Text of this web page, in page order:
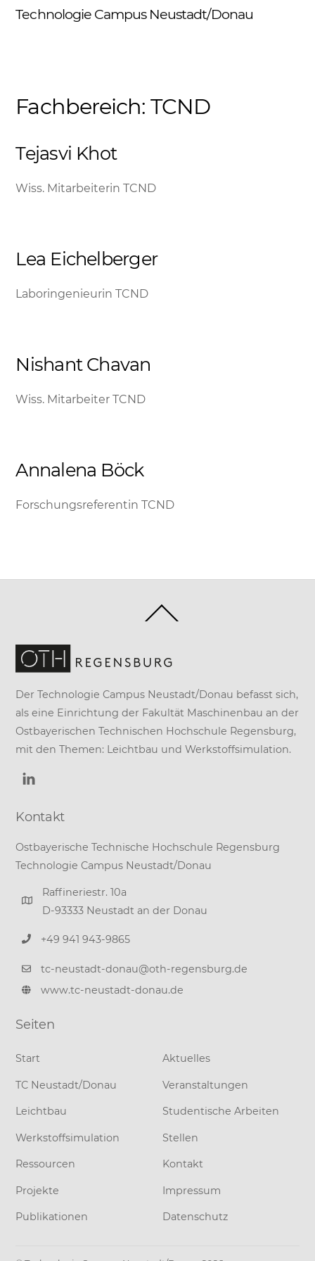
SkipTechnologie Campus Neustadt/Donau
Fachbereich: TCND
Tejasvi Khot
Wiss. Mitarbeiterin TCND
Lea Eichelberger
Laboringenieurin TCND
Nishant Chavan
Wiss. Mitarbeiter TCND
Annalena Böck
Forschungsreferentin TCND
To
Der Technologie Campus Neustadt/Donau befasst sich,
als eine Einrichtung der Fakultät Maschinenbau an der
Ostbayerischen Technischen Hochschule Regensburg,
mit den Themen: Leichtbau und Werkstoffsimulation.
Kontakt
Ostbayerische Technische Hochschule Regensburg
Technologie Campus Neustadt/Donau
Raffineriestr. 10a
D-93333 Neustadt an der Donau
+49 941 943-9865
tc-neustadt-donau@oth-regensburg.de
www.tc-neustadt-donau.de
Seiten
Start
TC Neustadt/Donau
Leichtbau
Werkstoffsimulation
Ressourcen
Projekte
Publikationen
Aktuelles
Veranstaltungen
Studentische Arbeiten
Stellen
Kontakt
Impressum
Datenschutz